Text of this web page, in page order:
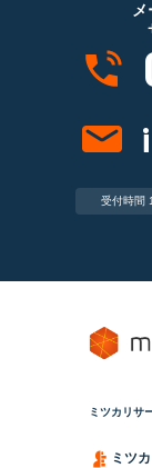
メ
受付時間
ミツカリサ
ミツ